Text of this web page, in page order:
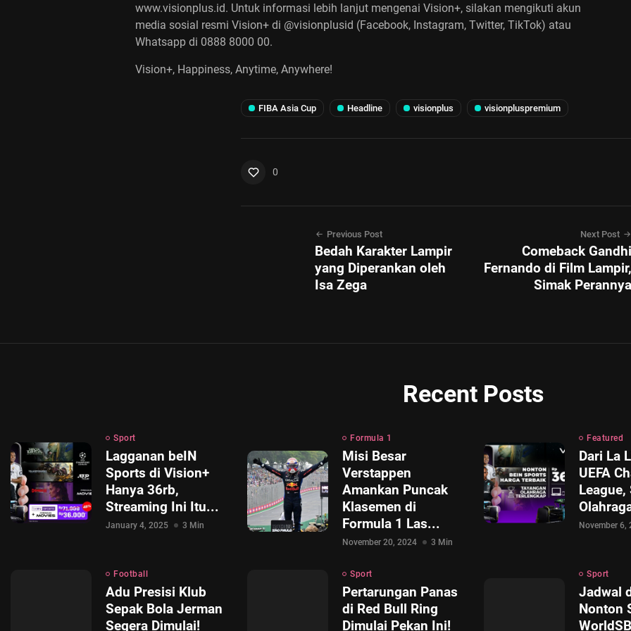
www.visionplus.id. Untuk informasi lebih lanjut mengenai Vision+, silakan mengikuti akun
media sosial resmi Vision+ di @visionplusid (Facebook, Instagram, Twitter, TikTok) atau
Whatsapp di 0888 8000 00.
Vision+, Happiness, Anytime, Anywhere!
FIBA Asia Cup Headline visionplus visionpluspremium
0
Previous Post
Bedah Karakter Lampir
yang Diperankan oleh
Isa Zega
Next Post
Comeback Gandhi
Fernando di Film Lampir,
Simak Perannya
Recent Posts
Sport
Lagganan beIN
Sports di Vision+
Hanya 36rb,
Streaming Ini Itu...
January 4, 2025 3 Min
Formula 1
Misi Besar
Verstappen
Amankan Puncak
Klasemen di
Formula 1 Las...
November 20, 2024 3 Min
Featured
Dari La
UEFA
League,
November 6,
Football
Adu Presisi Klub
Sepak Bola Jerman
Segera Dimulai!
Sport
Pertarungan Panas
di Red Bull Ring
Dimulai Pekan Ini!
Sport
Jadwal
Nonton